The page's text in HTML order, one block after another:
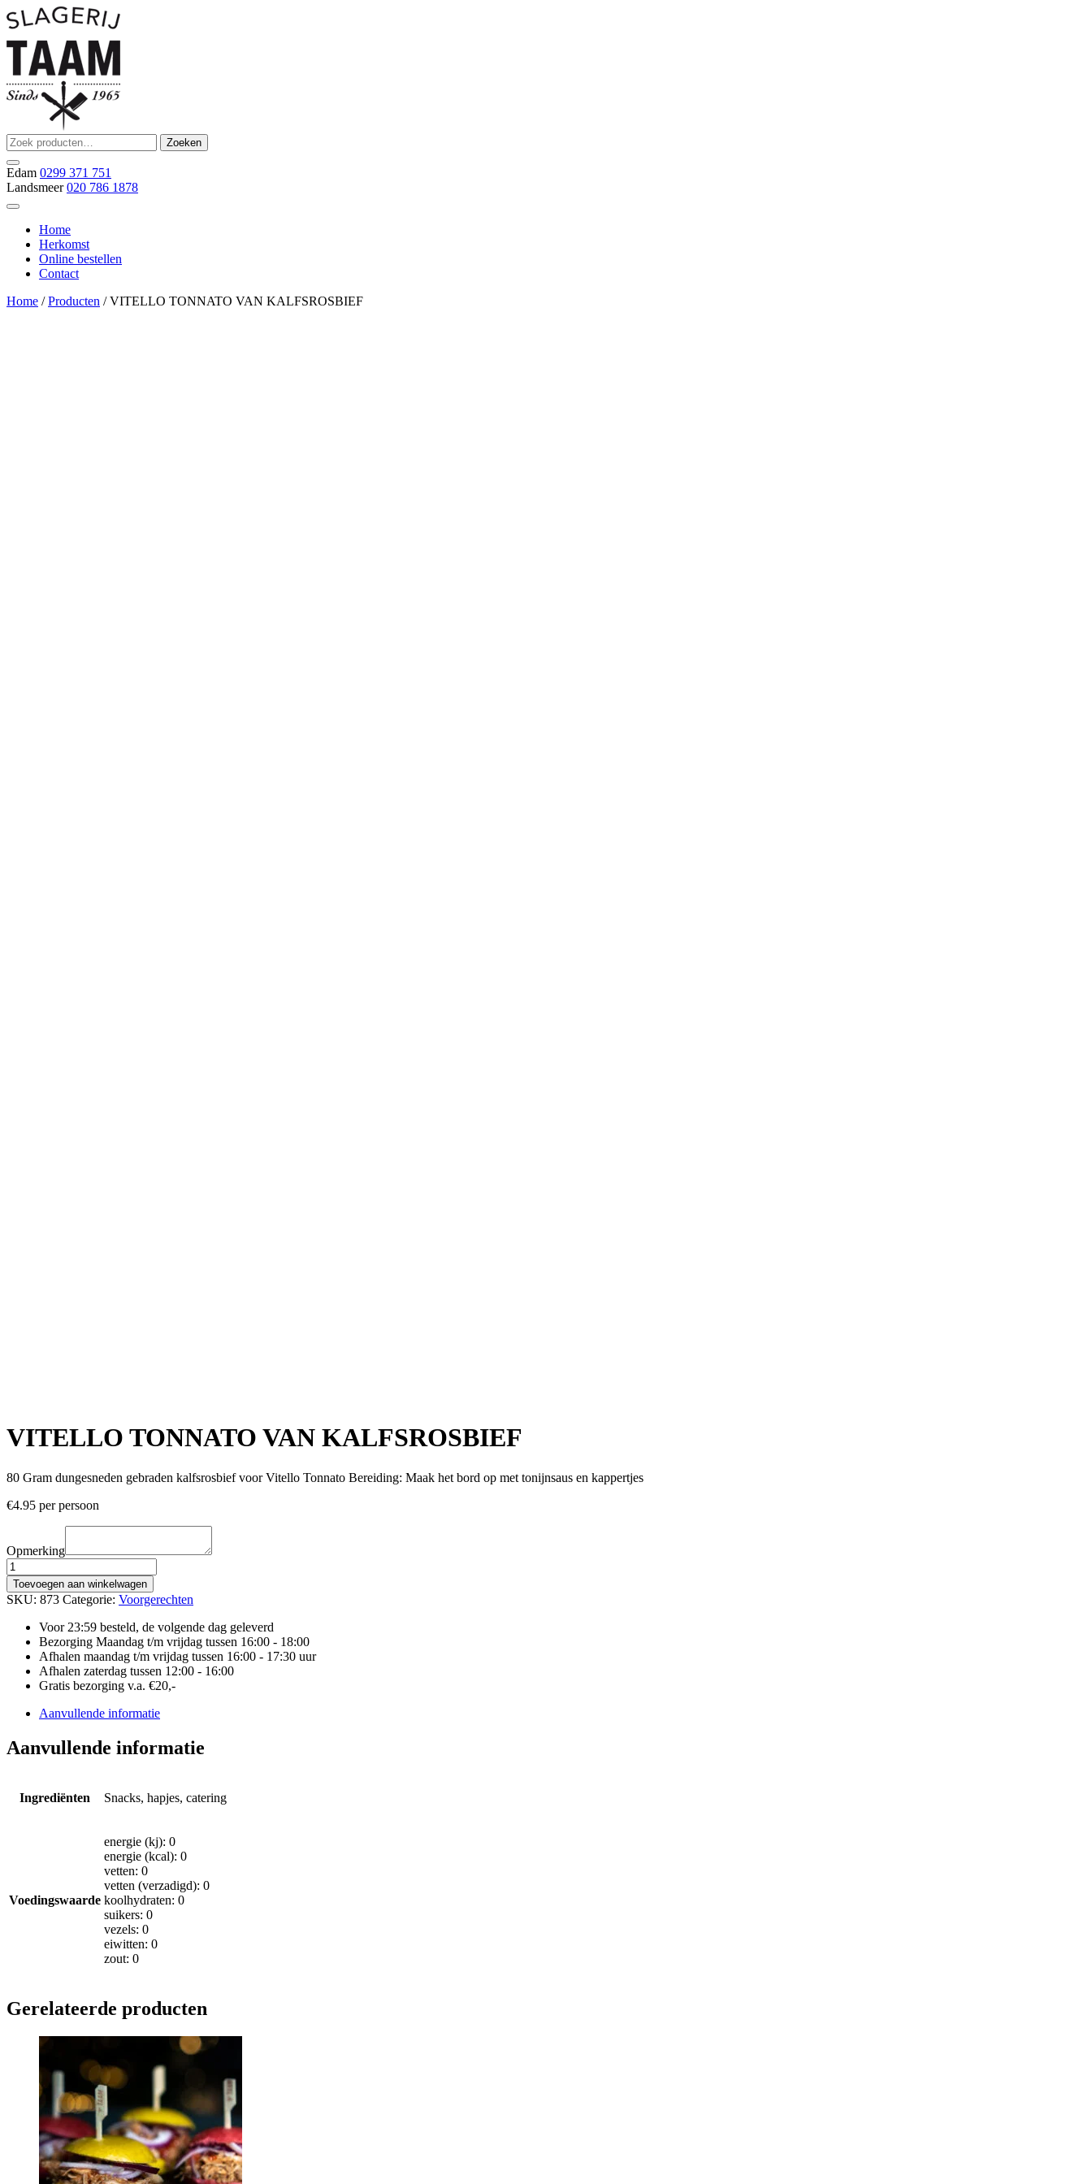
Ga
naar
de
inhoud
Slagerij Taam
slager
Zoeken
naar:
Zoeken
Edam 0299 371 751
Landsmeer 020 786 1878
Home
Herkomst
Online bestellen
Contact
Home /Producten / VITELLO TONNATO VAN KALFSROSBIEF
VITELLO TONNATO VAN KALFSROSBIEF
80 Gram dungesneden gebraden kalfsrosbief voor Vitello Tonnato Bereiding: Maak het bord op met tonijnsaus en kappertjes
€4.95 per persoon
Opmerking
VITELLO
TONNATO
VAN
KALFSROSBIEF
aantal
Toevoegen aan winkelwagen
SKU: 873 Categorie: Voorgerechten
Voor 23:59 besteld, de volgende dag geleverd
Bezorging Maandag t/m vrijdag tussen 16:00 - 18:00
Afhalen maandag t/m vrijdag tussen 16:00 - 17:30 uur
Afhalen zaterdag tussen 12:00 - 16:00
Gratis bezorging v.a. €20,-
Aanvullende informatie
Aanvullende informatie
Ingrediënten Snacks, hapjes, catering
Voedingswaarde
energie (kj): 0
energie (kcal): 0
vetten: 0
vetten (verzadigd): 0
koolhydraten: 0
suikers: 0
vezels: 0
eiwitten: 0
zout: 0
Gerelateerde producten